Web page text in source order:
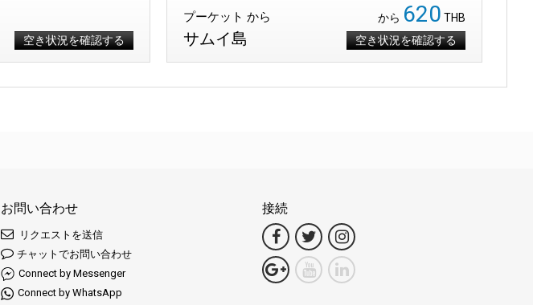
空き状況を確認する
プーケット から
サムイ島
から 620 THB
空き状況を確認する
お問い合わせ
リクエストを送信
チャットでお問い合わせ
Connect by Messenger
Connect by WhatsApp
接続